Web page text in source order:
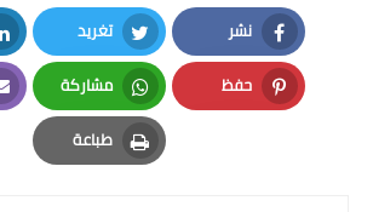
نشر
Facebook
تغريد
Twitter
حفظ
Pinterest
مشاركة
Whatsapp
طباعة
Print